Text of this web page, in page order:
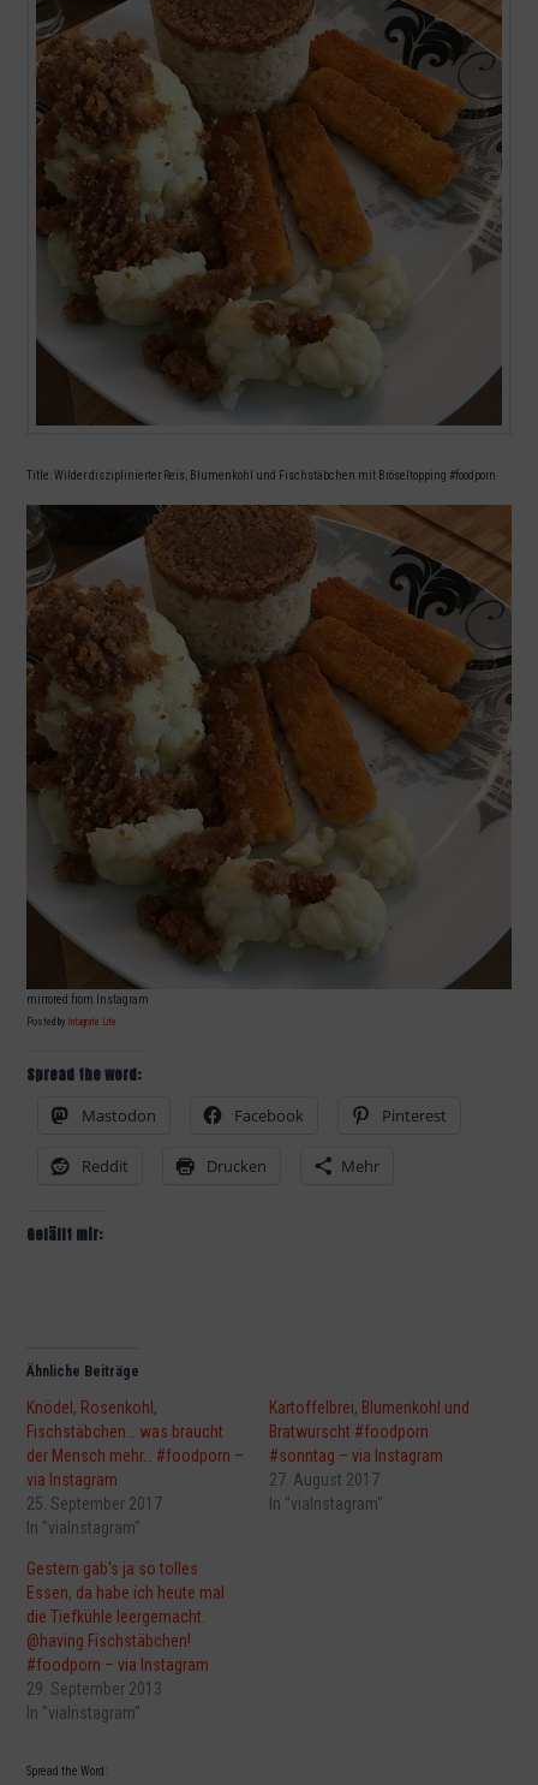
Title: Wilder disziplinierter Reis, Blumenkohl und Fischstäbchen mit Bröseltopping #foodporn
mirrored from Instagram
Posted by Intagrate Lite
Spread the word:
Mastodon
Facebook Pinterest
Reddit Drucken Mehr
Gefällt mir:
Ähnliche Beiträge
Knödel, Rosenkohl,
Fischstäbchen… was braucht
der Mensch mehr… #foodporn –
via Instagram
25. September 2017
In "viaInstagram"
Kartoffelbrei, Blumenkohl und
Bratwurscht #foodporn
#sonntag – via Instagram
27. August 2017
In "viaInstagram"
Gestern gab's ja so tolles
Essen, da habe ich heute mal
die Tiefkühle leergemacht.
@having Fischstäbchen!
#foodporn – via Instagram
29. September 2013
In "viaInstagram"
Spread the Word: